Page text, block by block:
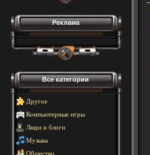
Реклама
Все категории
Другое
Компьютерные игры
Люди и блоги
Музыка
Общество